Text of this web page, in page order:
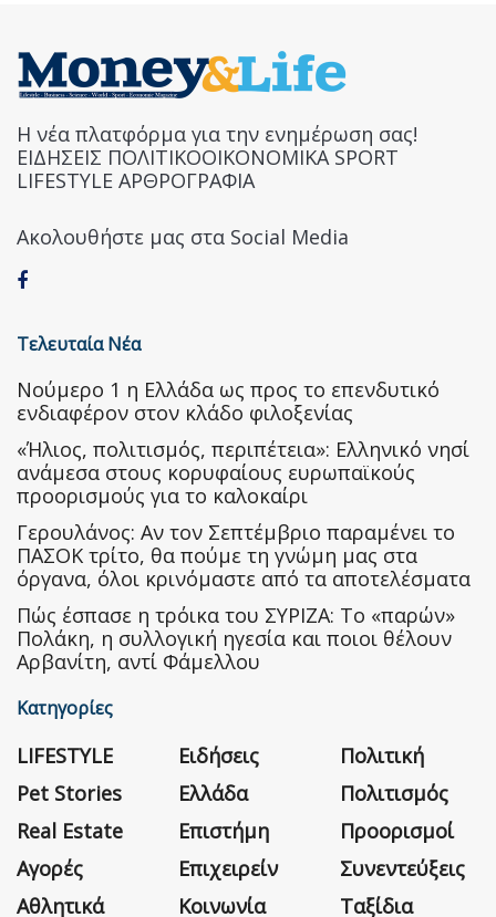
Η νέα πλατφόρμα για την ενημέρωση σας!
ΕΙΔΗΣΕΙΣ ΠΟΛΙΤΙΚΟΟΙΚΟΝΟΜΙΚΑ SPORT
LIFESTYLE ΑΡΘΡΟΓΡΑΦΙΑ
Ακολουθήστε μας στα Social Media
Τελευταία Νέα
Nούμερο 1 η Ελλάδα ως προς το επενδυτικό
ενδιαφέρον στον κλάδο φιλοξενίας
«Ήλιος, πολιτισμός, περιπέτεια»: Ελληνικό νησί
ανάμεσα στους κορυφαίους ευρωπαϊκούς
προορισμούς για το καλοκαίρι
Γερουλάνος: Αν τον Σεπτέμβριο παραμένει το
ΠΑΣΟΚ τρίτο, θα πούμε τη γνώμη μας στα
όργανα, όλοι κρινόμαστε από τα αποτελέσματα
Πώς έσπασε η τρόικα του ΣΥΡΙΖΑ: Το «παρών»
Πολάκη, η συλλογική ηγεσία και ποιοι θέλουν
Αρβανίτη, αντί Φάμελλου
Κατηγορίες
LIFESTYLE
Pet Stories
Real Estate
Αγορές
Αθλητικά
Ειδήσεις
Ελλάδα
Επιστήμη
Επιχειρείν
Κοινωνία
Πολιτική
Πολιτισμός
Προορισμοί
Συνεντεύξεις
Ταξίδια